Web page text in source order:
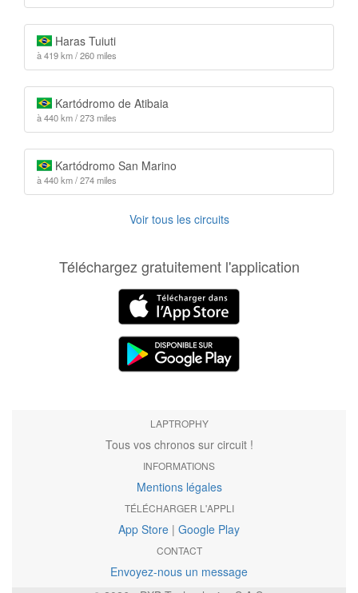
Haras Tuiuti
à 419 km / 260 miles
Kartódromo de Atibaia
à 440 km / 273 miles
Kartódromo San Marino
à 440 km / 274 miles
Voir tous les circuits
Téléchargez gratuitement l'application
LAPTROPHY
Tous vos chronos sur circuit !
INFORMATIONS
Mentions légales
TÉLÉCHARGER L'APPLI
App Store | Google Play
CONTACT
Envoyez-nous un message